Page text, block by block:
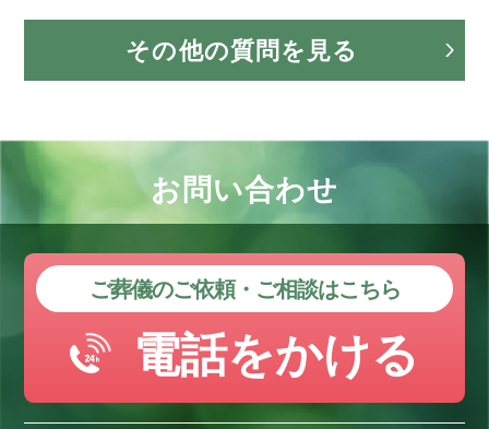
その他の質問を見る
お問い合わせ
ご葬儀のご依頼・ご相談はこちら
電話をかける